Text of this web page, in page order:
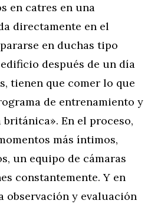
en catres en una
directamente en el
en duchas tipo
después de un día
tienen que comer lo que
de entrenamiento y
En el proceso,
más íntimos,
un equipo de cámaras
constantemente. Y en
observación y evaluación